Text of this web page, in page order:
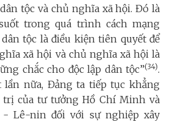
tộc và chủ nghĩa xã hội. Đó là
trong quá trình cách mạng
tộc là điều kiện tiên quyết để
xã hội và chủ nghĩa xã hội là
chắc cho độc lập dân tộc”(34).
lần nữa, Đảng ta tiếp tục khẳng
của tư tưởng Hồ Chí Minh và
- Lê-nin đối với sự nghiệp xây